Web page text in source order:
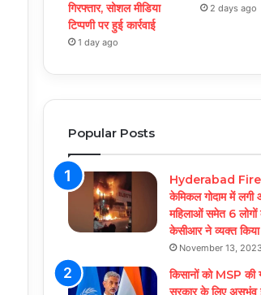
गिरफ्तार, सोशल मीडिया
टिप्पणी पर हुई कार्रवाई
1 day ago
2 days ago
Popular Posts
Hyderabad Fire:
केमिकल गोदाम में
महिलाओं समेत 6 लोगों
केसीआर ने व्यक्त
November 13, 2023
किसानों को MSP की
सरकार के लिए असभंव